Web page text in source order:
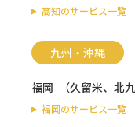
高知のサービス一覧
九州・沖縄
福岡 （久留米、 北
福岡のサービス一覧